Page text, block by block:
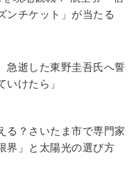
ンチケット」が当たる
急逝した東野圭吾氏へ誓
けたら」
る？さいたま市で専門家
界」と太陽光の選び方